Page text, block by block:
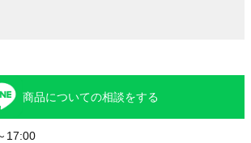
商品についての相談をする
17:00